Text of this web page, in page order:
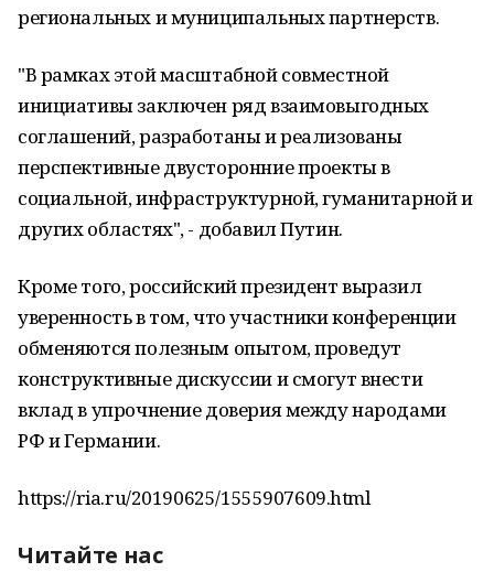
региональных и муниципальных партнерств.
"В рамках этой масштабной совместной
инициативы заключен ряд взаимовыгодных
соглашений, разработаны и реализованы
перспективные двусторонние проекты в
социальной, инфраструктурной, гуманитарной и
других областях", - добавил Путин.
Кроме того, российский президент выразил
уверенность в том, что участники конференции
обменяются полезным опытом, проведут
конструктивные дискуссии и смогут внести
вклад в упрочнение доверия между народами
РФ и Германии.
https://ria.ru/20190625/1555907609.html
Читайте нас